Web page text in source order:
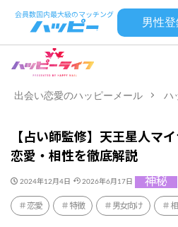
男性登
出会い恋愛のハッピーメール ハ
【占い師監修】天王星人マ
恋愛・相性を徹底解説
2024年12月4日 2026年6月17日 神秘
恋愛 特徴 男女向け